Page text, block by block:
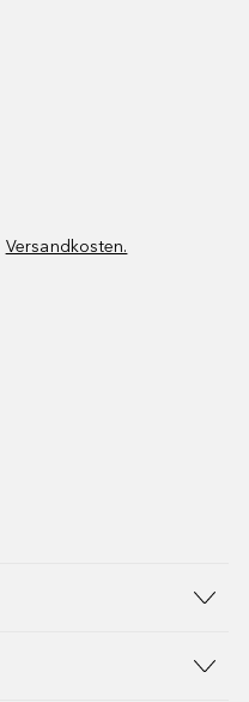
Versandkosten.